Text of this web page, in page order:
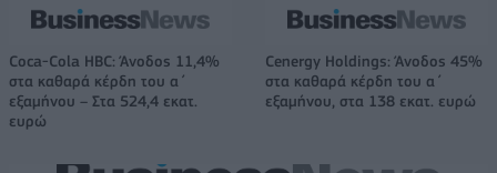
Coca-Cola HBC: Άνοδος 11,4%
στα καθαρά κέρδη του α΄
εξαμήνου – Στα 524,4 εκατ.
ευρώ
Cenergy Holdings: Άνοδος 45%
στα καθαρά κέρδη του α΄
εξαμήνου, στα 138 εκατ. ευρώ